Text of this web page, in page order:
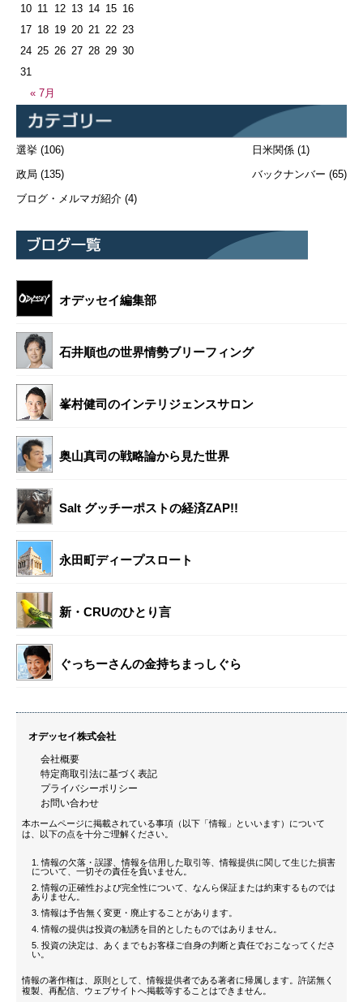
« 7月
10 11 12 13 14 15 16
17 18 19 20 21 22 23
24 25 26 27 28 29 30
31
選挙 (106)
政局 (135)
ブログ・メルマガ紹介 (4)
日米関係 (1)
バックナンバー (65)
オデッセイ編集部
石井順也の世界情勢ブリーフィング
峯村健司のインテリジェンスサロン
奥山真司の戦略論から見た世界
Salt グッチーポストの経済ZAP!!
永田町ディープスロート
新・CRUのひとり言
ぐっちーさんの金持ちまっしぐら
オデッセイ株式会社
会社概要
特定商取引法に基づく表記
プライバシーポリシー
お問い合わせ
本ホームページに掲載されている事項（以下「情報」といいます）について
は、以下の点を十分ご理解ください。
情報の欠落・誤謬、情報を信用した取引等、情報提供に関して生じた損害
について、一切その責任を負いません。
情報の正確性および完全性について、なんら保証または約束するものでは
ありません。
情報は予告無く変更・廃止することがあります。
情報の提供は投資の勧誘を目的としたものではありません。
投資の決定は、あくまでもお客様ご自身の判断と責任でおこなってくださ
い。
情報の著作権は、原則として、情報提供者である著者に帰属します。許諾無く
複製、再配信、ウェブサイトへ掲載等することはできません。